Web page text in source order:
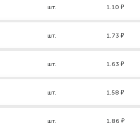
шт. 1.10 ₽
шт. 1.73 ₽
шт. 1.63 ₽
шт. 1.58 ₽
шт. 1.86 ₽